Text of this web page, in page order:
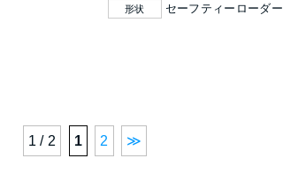
形状 セーフティーローダー
1 / 2 1 2 ≫